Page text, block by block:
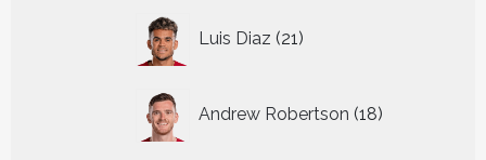
Luis Diaz 21
producten
Andrew Robertson 18
producten